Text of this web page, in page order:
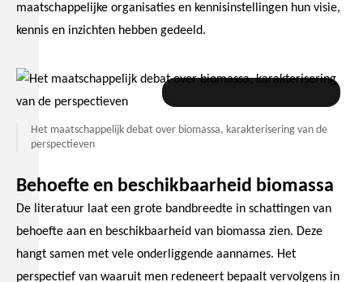
maatschappelijke organisaties en kennisinstellingen hun visie,
kennis en inzichten hebben gedeeld.
Het maatschappelijk debat over biomassa, karakterisering van de
perspectieven
Behoefte en beschikbaarheid biomassa
De literatuur laat een grote bandbreedte in schattingen van
behoefte aan en beschikbaarheid van biomassa zien. Deze
hangt samen met vele onderliggende aannames. Het
perspectief van waaruit men redeneert bepaalt vervolgens in